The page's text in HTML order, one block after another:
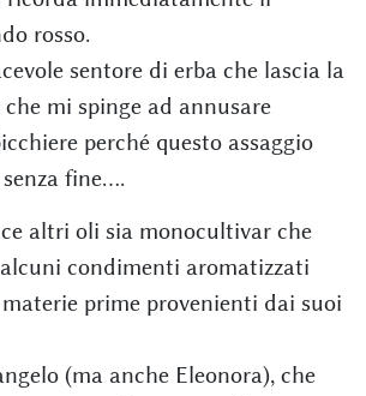
rosso.
sentore di erba che lascia la
mi spinge ad annusare
perché questo assaggio
fine….
altri oli sia monocultivar che
condimenti aromatizzati
prime provenienti dai suoi
(ma anche Eleonora), che